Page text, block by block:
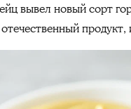
вывел новый сорт